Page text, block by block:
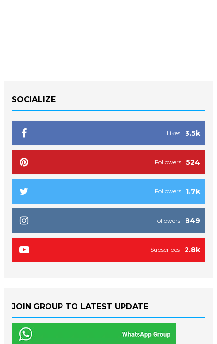
SOCIALIZE
3.5k
Likes
524
Followers
1.7k
Followers
849
Followers
2.8k
Subscribes
JOIN GROUP TO LATEST UPDATE